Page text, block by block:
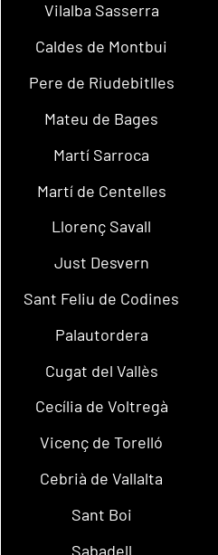
Vilalba Sasserra
Caldes de Montbui
Pere de Riudebitlles
Mateu de Bages
Martí Sarroca
Martí de Centelles
Llorenç Savall
Just Desvern
Sant Feliu de Codines
Palautordera
Cugat del Vallès
Cecília de Voltregà
Vicenç de Torelló
Cebrià de Vallalta
Sant Boi
Sabadell